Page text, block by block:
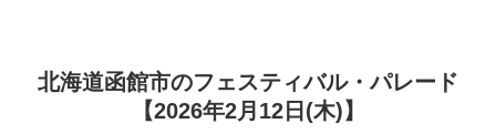
北海道函館市のフェスティバル・パレード
【2026年2月12日(木)】